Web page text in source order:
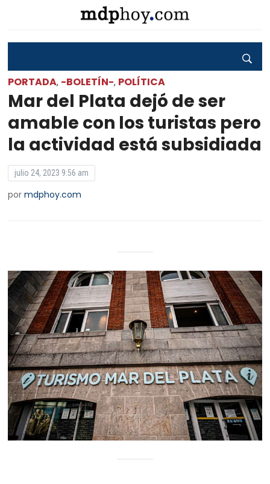
PORTADA, -BOLETÍN-, POLÍTICA
Mar del Plata dejó de ser
amable con los turistas pero
la actividad está subsidiada
julio 24, 2023 9:56 am
pormdphoy.com